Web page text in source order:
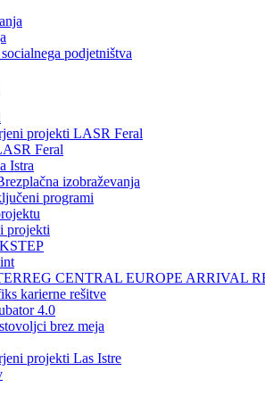
podjetništva
projekti LASR Feral
Feral
Istra
izobraževanja
programi
projekti
CENTRAL EUROPE ARRIVAL
karierne rešitve
4.0
brez meja
projekti Las Istre